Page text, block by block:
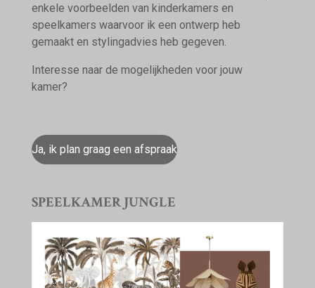
enkele voorbeelden van kinderkamers en
speelkamers waarvoor ik een ontwerp heb
gemaakt en stylingadvies heb gegeven.
Interesse naar de mogelijkheden voor jouw
kamer?
Ja, ik plan graag een afspraak
SPEELKAMER JUNGLE